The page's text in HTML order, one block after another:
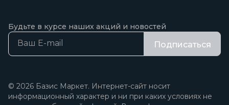
Будьте в курсе наших акций и новостей
Подписаться
© 2026 Базис Маркет. Интернет-сайт носит
информационный характер и ни при каких условиях не